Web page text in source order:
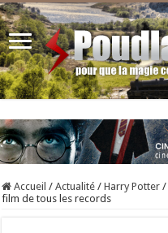
Accueil / Actualité / Harry Potter /
film de tous les records